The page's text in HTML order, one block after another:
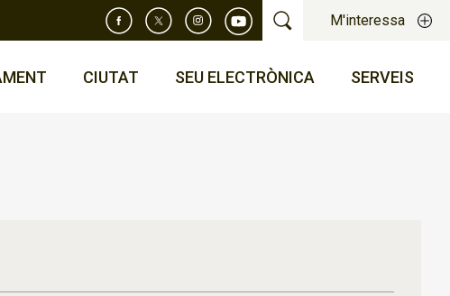
M'interessa
CIUTAT SEU ELECTRÒNICA SERVEIS